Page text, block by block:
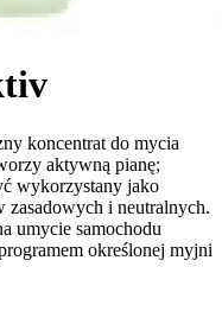
koncentrat do mycia
aktywną pianę;
wykorzystany jako
i neutralnych.
umycie samochodu
określonej myjni